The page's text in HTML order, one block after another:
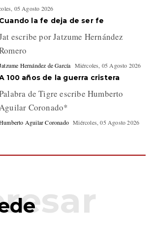
05 Agosto 2026
Cuando la fe deja de ser fe
escribe por Jatzume Hernández
Hernández de García Miércoles, 05 Agosto 2026
100 años de la guerra cristera
de Tigre escribe Humberto
Coronado*
Aguilar Coronado Miércoles, 05 Agosto 2026